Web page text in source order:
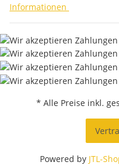
Informationen
* Alle Preise inkl.
Powered by JTL-